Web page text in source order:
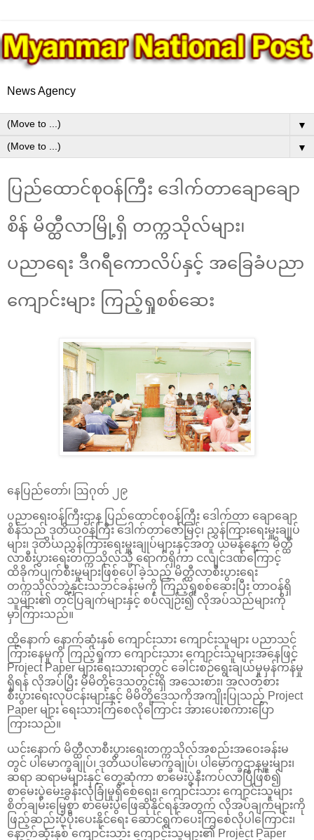
News Agency
▼
▼
ပြည်ထောင်စုဝန်ကြီး ဒေါက်တာချောချော
စိန် မိတ္ထီလာမြို့ရှိ တက္ကသိုလ်များ၊
ပညာရေး ဒီဂရီကောလိပ်နှင့် အခြေခံပညာ
ကျောင်းများ ကြည့်ရှုစစ်ဆေး
နေပြည်တော်၊ ဩဂုတ် ၂၉
ပညာရေးဝန်ကြီးဌာန ပြည်ထောင်စုဝန်ကြီး ဒေါက်တာ ချောချော
စိန်သည် ဒုတိယဝန်ကြီး ဒေါက်တာဇော်မြင့်၊ ညွှန်ကြားရေးမှူးချုပ်
များ၊ ဒုတိယညွှန်ကြားရေးမှူးချုပ်များနှင့်အတူ ယမန်နေ့က မိတ္ထီ
လာစီးပွားရေးတက္ကသိုလ်သို့ ရောက်ရှိကာ ငလျင်ဒဏ်ကြောင့်
ထိခိုက်ပျက်စီးမှုများဖြစ်ပေါ်ခဲ့သည့် မိတ္ထီလာစီးပွားရေး
တက္ကသိုလ်ဘွဲ့နှင်းသဘင်ခန်းမကို ကြည့်ရှုစစ်ဆေးပြီး တာဝန်ရှိ
သူများ၏ တင်ပြချက်များနှင့် စပ်လျဉ်း၍ လိုအပ်သည်များကို
မှာကြားသည်။
ထို့နောက် နောက်ဆုံးနှစ် ကျောင်းသား ကျောင်းသူများ ပညာသင်
ကြားနေမှုကို ကြည့်ရှုကာ ကျောင်းသား ကျောင်းသူများအနေဖြင့်
Project Paper များရေးသားရာတွင် ခေါင်းစဉ်ရွေးချယ်မှုမှန်ကန်မှု
ရှိရန် လိုအပ်ပြီး မိမိတို့ဒေသတွင်းရှိ အသေးစား၊ အလတ်စား
စီးပွားရေးလုပ်ငန်းများနှင့် မိမိတို့ဒေသကိုအကျိုးပြုသည့် Project
Paper များ ရေးသားကြစေလိုကြောင်း အားပေးစကားပြော
ကြားသည်။
ယင်းနောက် မိတ္ထီလာစီးပွားရေးတက္ကသိုလ်အစည်းအဝေးခန်းမ
တွင် ပါမောက္ခချုပ်၊ ဒုတိယပါမောက္ခချုပ်၊ ပါမောက္ခဌာနမှူးများ၊
ဆရာ ဆရာမများနှင့် တွေ့ဆုံကာ စာမေးပွဲနီးကပ်လာပြီဖြစ်၍
စာမေးပွဲမေးခွန်းလုံခြုံမှုရှိစေရေး၊ ကျောင်းသား ကျောင်းသူများ
စိတ်ချမ်းမြေ့စွာ စာမေးပွဲဖြေဆိုနိုင်ရန်အတွက် လိုအပ်ချက်များကို
ဖြည့်ဆည်းပံ့ပိုးပေးနိုင်ရေး ဆောင်ရွက်ပေးကြစေလိုပါကြောင်း၊
နောက်ဆုံးနှစ် ကျောင်းသား ကျောင်းသူများ၏ Project Paper